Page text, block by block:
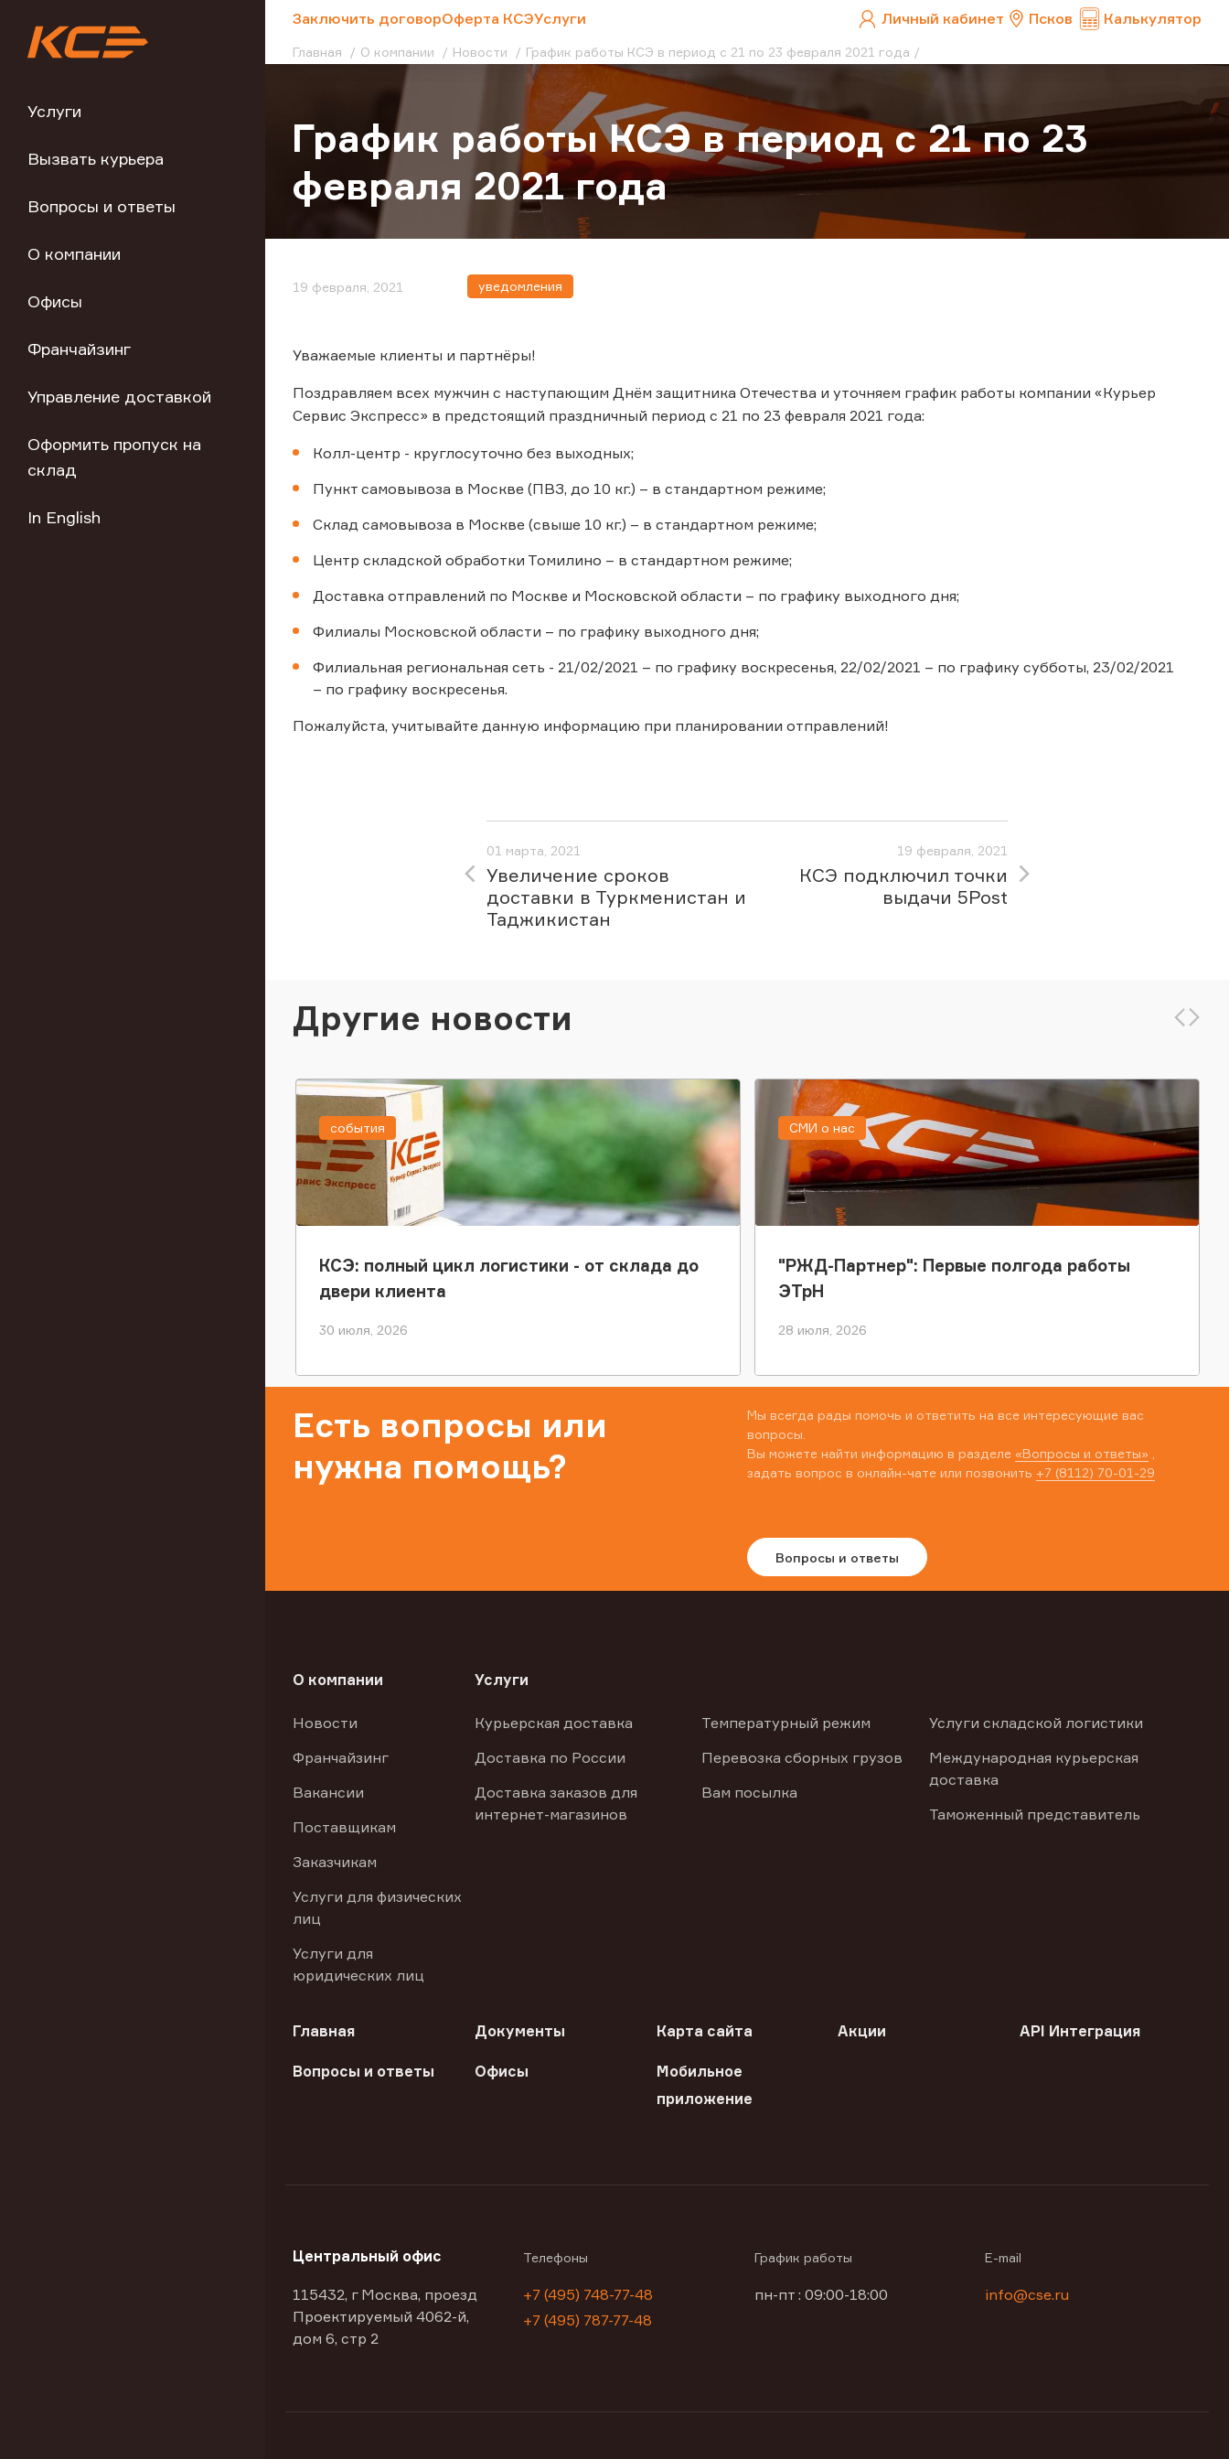
Услуги
Вызвать курьера
Вопросы и ответы
О компании
Офисы
Франчайзинг
Управление доставкой
Оформить пропуск на
склад
In English
Заключить договорОферта КСЭУслуги Личный кабинет Псков Калькулятор
Главная О компании Новости График работы КСЭ в период с 21 по 23 февраля 2021 года
График работы КСЭ в период с 21 по 23
февраля 2021 года
19 февраля, 2021 уведомления
Уважаемые клиенты и партнёры!
Поздравляем всех мужчин с наступающим Днём защитника Отечества и уточняем график работы компании «Курьер
Сервис Экспресс» в предстоящий праздничный период с 21 по 23 февраля 2021 года:
Колл-центр - круглосуточно без выходных;
Пункт самовывоза в Москве (ПВЗ, до 10 кг.) – в стандартном режиме;
Склад самовывоза в Москве (свыше 10 кг.) – в стандартном режиме;
Центр складской обработки Томилино – в стандартном режиме;
Доставка отправлений по Москве и Московской области – по графику выходного дня;
Филиалы Московской области – по графику выходного дня;
Филиальная региональная сеть - 21/02/2021 – по графику воскресенья, 22/02/2021 – по графику субботы, 23/02/2021
– по графику воскресенья.
Пожалуйста, учитывайте данную информацию при планировании отправлений!
01 марта, 2021
Увеличение сроков
доставки в Туркменистан и
Таджикистан
19 февраля, 2021
КСЭ подключил точки
выдачи 5Post
Другие новости
КСЭ: полный цикл логистики - от склада до
двери клиента
30 июля, 2026
события
"РЖД-Партнер": Первые полгода работы
ЭТрН
28 июля, 2026
СМИ о нас
Есть вопросы или
нужна помощь?
Мы всегда рады помочь и ответить на все интересующие вас
вопросы.
Вы можете найти информацию в разделе «Вопросы и ответы»
задать вопрос в онлайн-чате или позвонить +7 (8112) 70-01-29
Вопросы и ответы
О компании
Новости
Франчайзинг
Вакансии
Поставщикам
Заказчикам
Услуги для физических
лиц
Услуги для
юридических лиц
Услуги
Курьерская доставка
Доставка по России
Доставка заказов для
интернет-магазинов
Температурный режим
Перевозка сборных грузов
Вам посылка
Услуги складской логистики
Международная курьерская
доставка
Таможенный представитель
Главная Документы Карта сайта Акции API Интеграция
Вопросы и ответы Офисы
Мобильное
приложение
Центральный офис
115432, г Москва, проезд
Проектируемый 4062-й,
дом 6, стр 2
Телефоны
+7 (495) 748-77-48
+7 (495) 787-77-48
График работы
пн-пт : 09:00-18:00
E-mail
info@cse.ru